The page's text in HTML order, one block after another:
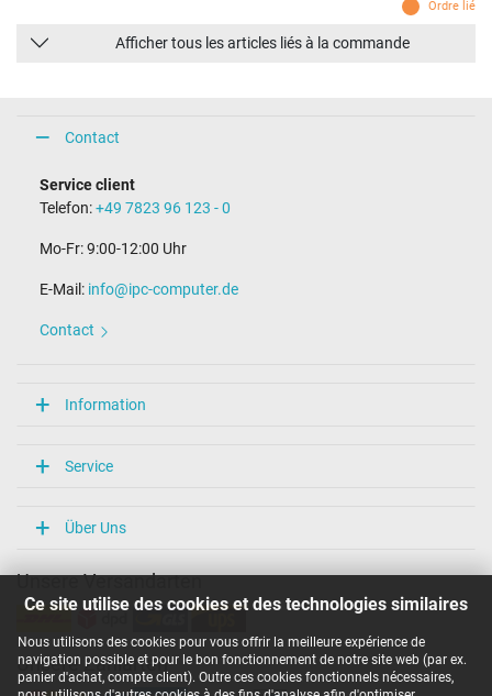
Ce site utilise des cookies et des technologies similaires
Nous utilisons des cookies pour vous offrir la meilleure expérience de
navigation possible et pour le bon fonctionnement de notre site web (par ex.
panier d'achat, compte client). Outre ces cookies fonctionnels nécessaires,
Ordre lié
Afficher tous les articles liés à la commande
Contact
Service client
Telefon:+49 7823 96 123 - 0
Mo-Fr: 9:00-12:00 Uhr
E-Mail: info@ipc-computer.de
Contact
Information
Service
Über Uns
Unsere Versandarten
Unsere Zahlarten